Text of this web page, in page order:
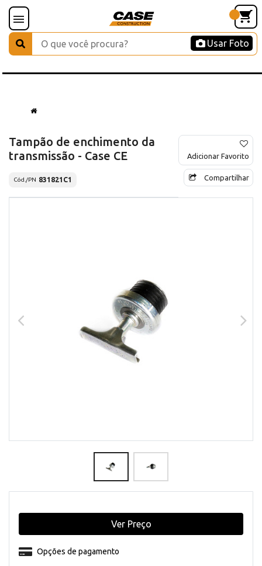
Usar Foto
Tampão de enchimento da
transmissão - Case CE
Cód./PN 831821C1
Adicionar Favorito
Compartilhar
Opções de pagamento
Ver Preço